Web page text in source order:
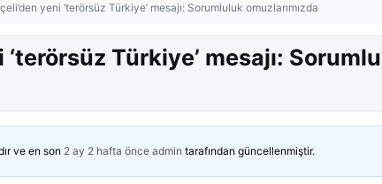
yeni ‘terörsüz Türkiye’ mesajı: Sorumluluk omuzlarımızda
‘terörsüz Türkiye’ mesajı:
ve en son 2 ay 2 hafta önce admin tarafından güncellenmiştir.